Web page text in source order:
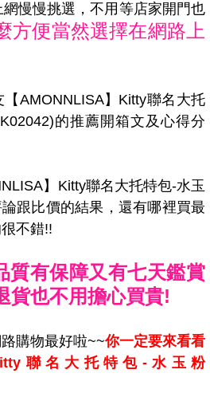
慢慢挑選，不用等店家開門也
方便當然選擇在網路上
AMONNLISA】Kitty聯名大托
的推薦開箱文及心得分
】Kitty聯名大托特包-水玉
跟比價的結果，還有哪裡買最
不錯!!
質有保障又有七天鑑賞
貨也不用擔心買貴!
購物最好啦~~你一定要來看看
聯名大托特包-水玉粉